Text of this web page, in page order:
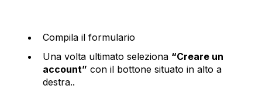
Compila il formulario
Una volta ultimato seleziona “Creare un
account” con il bottone situato in alto a
destra..